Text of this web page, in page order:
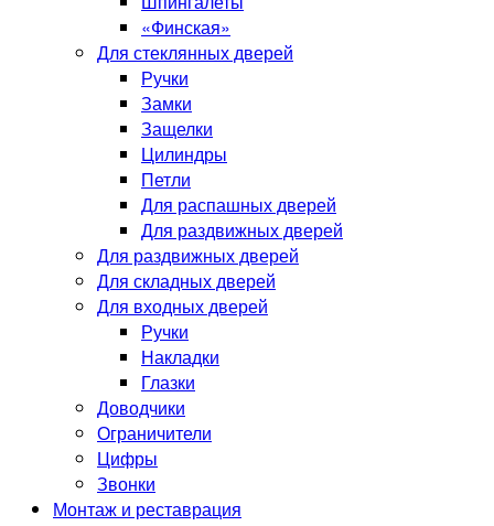
«Финская»
Для стеклянных дверей
Ручки
Замки
Защелки
Цилиндры
Петли
Для распашных дверей
Для раздвижных дверей
Для раздвижных дверей
Для складных дверей
Для входных дверей
Ручки
Накладки
Глазки
Доводчики
Ограничители
Цифры
Звонки
Монтаж и реставрация